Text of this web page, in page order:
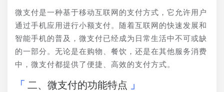
微支付是一种基于移动互联网的支付方式，它允许用户
通过手机应用进行小额支付。随着互联网的快速发展和
智能手机的普及，微支付已经成为日常生活中不可或缺
的一部分。无论是在购物、餐饮，还是在其他服务消费
中，微支付都提供了便捷、高效的支付方式。
二、微支付的功能特点